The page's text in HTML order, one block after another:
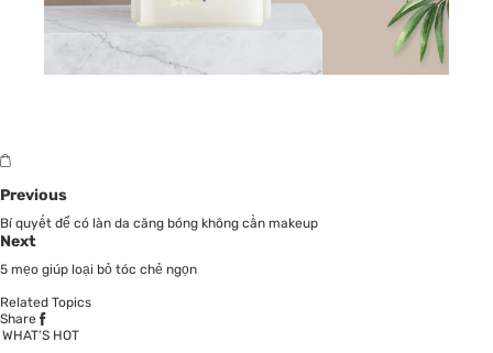
Previous
Bí quyết để có làn da căng bóng không cần makeup
Next
5 mẹo giúp loại bỏ tóc chẻ ngọn
Related Topics
Share
WHAT’S HOT